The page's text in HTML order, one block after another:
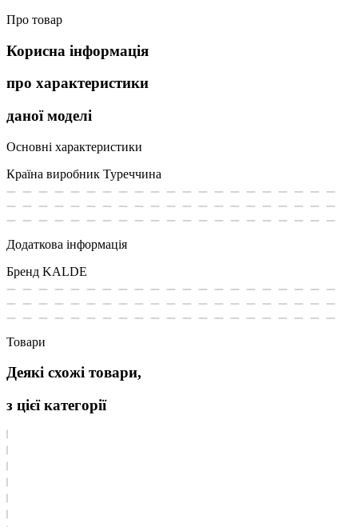
Про товар
Корисна інформація
про характеристики
даної моделі
Основні характеристики
Країна виробник Туреччина
Додаткова інформація
Бренд KALDE
Товари
Деякі схожі товари,
з цієї категорії